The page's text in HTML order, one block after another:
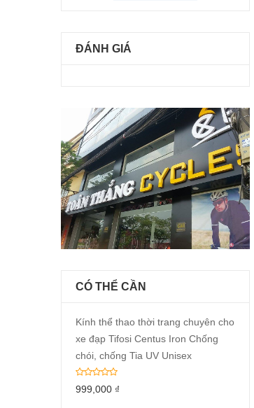
ĐÁNH GIÁ
CÓ THỂ CẦN
Kính thể thao thời trang chuyên cho
xe đạp Tifosi Centus Iron Chống
chói, chống Tia UV Unisex
999,000 ₫